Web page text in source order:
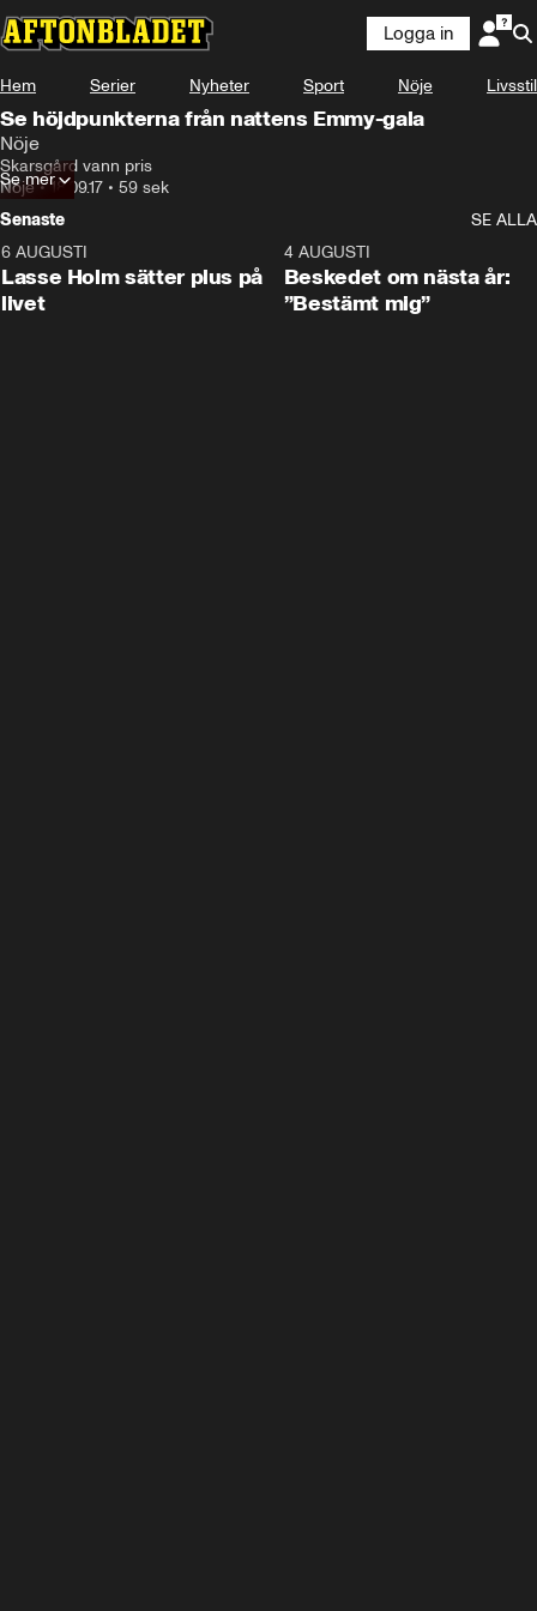
Logga in
Hem Serier Nyheter Sport Nöje Livsstil
Se höjdpunkterna från nattens Emmy-gala
Nöje
Skarsgård vann pris
Nöje•18.09.17 • 59 sek
Se mer
Senaste
SE ALLA
6 AUGUSTI
Lasse Holm sätter plus på
livet
4 AUGUSTI
Beskedet om nästa år:
”Bestämt mig”